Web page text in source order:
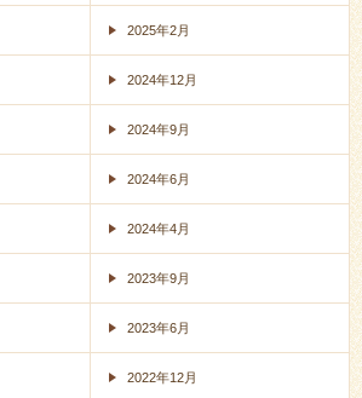
2025年2月
2024年12月
2024年9月
2024年6月
2024年4月
2023年9月
2023年6月
2022年12月